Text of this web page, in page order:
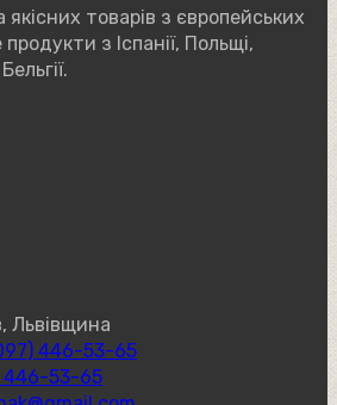
товарів з європейських
з Іспанії, Польщі,
Львівщина
446-53-65Відкриється
446-53-65Відкриється